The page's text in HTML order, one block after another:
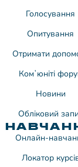
Голосування
Опитування
Отримати
Комʼюніті
Новини
Обліковий
Онлайн-
Локатор